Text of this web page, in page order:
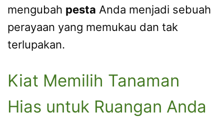
mengubah pesta Anda menjadi sebuah
perayaan yang memukau dan tak
terlupakan.
Kiat Memilih Tanaman
Hias untuk Ruangan Anda